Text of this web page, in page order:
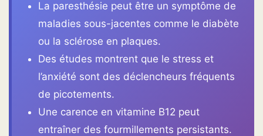
La paresthésie peut être un symptôme de
maladies sous-jacentes comme le diabète
ou la sclérose en plaques.
Des études montrent que le stress et
l’anxiété sont des déclencheurs fréquents
de picotements.
Une carence en vitamine B12 peut
entraîner des fourmillements persistants.